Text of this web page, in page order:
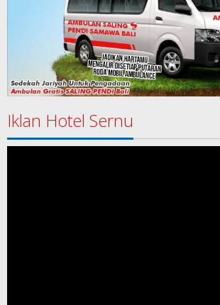
Iklan Hotel Sernu